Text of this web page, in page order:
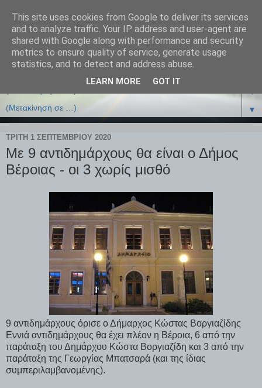
▼
▼
ΤΡΊΤΗ 1 ΣΕΠΤΕΜΒΡΊΟΥ 2020
Με 9 αντιδημάρχους θα είναι ο Δήμος
Βέροιας - οι 3 χωρίς μισθό
9 αντιδημάρχους όρισε ο Δήμαρχος Κώστας Βοργιαζίδης
Εννιά αντιδημάρχους θα έχει πλέον η Βέροια, 6 από την
παράταξη του Δημάρχου Κώστα Βοργιαζίδη και 3 από την
παράταξη της Γεωργίας Μπατσαρά (και της ίδιας
συμπεριλαμβανομένης).
This site uses cookies from Google to deliver its services
and to analyze traffic. Your IP address and user-agent are
shared with Google along with performance and security
metrics to ensure quality of service, generate usage
statistics, and to detect and address abuse.
LEARN MORE GOT IT